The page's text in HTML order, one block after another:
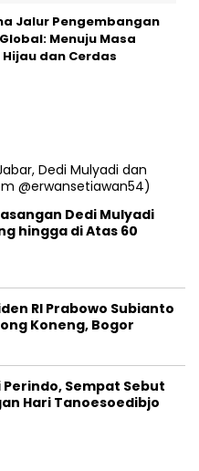
Jalur Pengembangan
Menuju Masa
dan Cerdas
Dedi Mulyadi
hingga di Atas 60
RI Prabowo Subianto
Koneng, Bogor
Sempat Sebut
Hari Tanoesoedibjo